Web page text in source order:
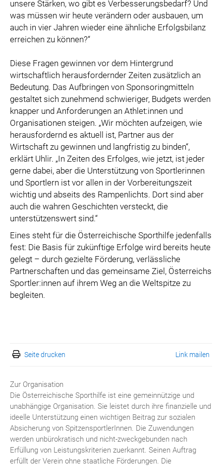
unsere Stärken, wo gibt es Verbesserungsbedarf? Und
was müssen wir heute verändern oder ausbauen, um
auch in vier Jahren wieder eine ähnliche Erfolgsbilanz
erreichen zu können?“
Diese Fragen gewinnen vor dem Hintergrund
wirtschaftlich herausfordernder Zeiten zusätzlich an
Bedeutung. Das Aufbringen von Sponsoringmitteln
gestaltet sich zunehmend schwieriger, Budgets werden
knapper und Anforderungen an Athlet:innen und
Organisationen steigen. „Wir möchten aufzeigen, wie
herausfordernd es aktuell ist, Partner aus der
Wirtschaft zu gewinnen und langfristig zu binden“,
erklärt Uhlir. „In Zeiten des Erfolges, wie jetzt, ist jeder
gerne dabei, aber die Unterstützung von Sportlerinnen
und Sportlern ist vor allen in der Vorbereitungszeit
wichtig und abseits des Rampenlichts. Dort sind aber
auch die wahren Geschichten versteckt, die
unterstützenswert sind.“
Eines steht für die Österreichische Sporthilfe jedenfalls
fest: Die Basis für zukünftige Erfolge wird bereits heute
gelegt – durch gezielte Förderung, verlässliche
Partnerschaften und das gemeinsame Ziel, Österreichs
Sportler:innen auf ihrem Weg an die Weltspitze zu
begleiten.
Seite drucken Link mailen
Zur Organisation
Die Österreichische Sporthilfe ist eine gemeinnützige und
unabhängige Organisation. Sie leistet durch ihre finanzielle und
ideelle Unterstützung einen wichtigen Beitrag zur sozialen
Absicherung von SpitzensportlerInnen. Die Zuwendungen
werden unbürokratisch und nicht-zweckgebunden nach
Erfüllung von Leistungskriterien zuerkannt. Seinen Auftrag
erfüllt der Verein ohne staatliche Förderungen. Die